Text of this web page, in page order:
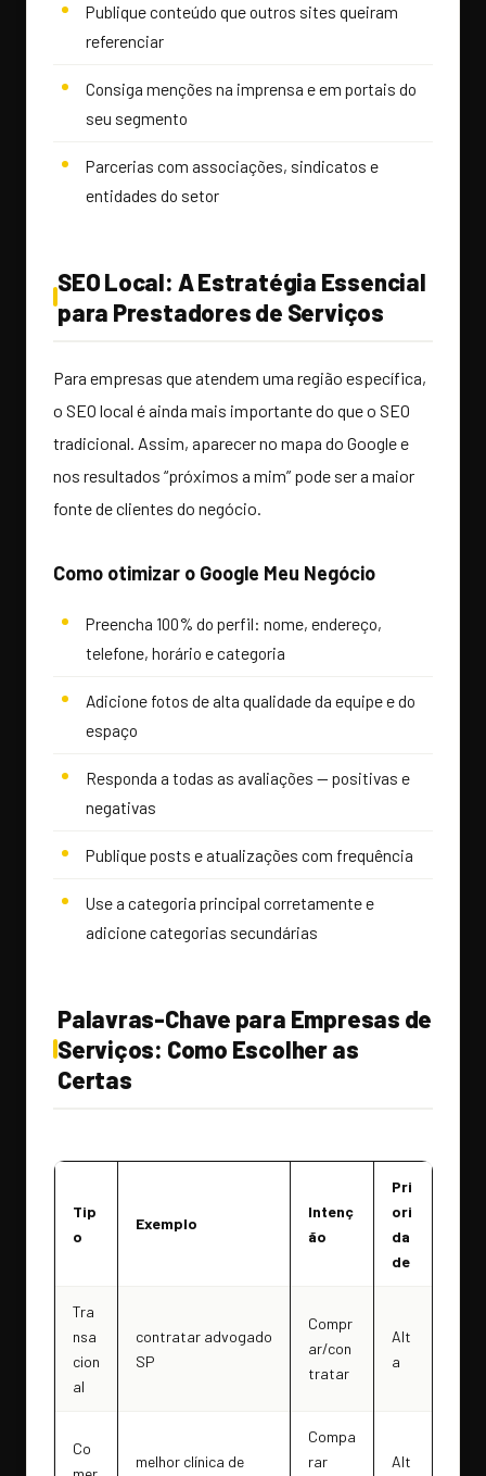
Publique conteúdo que outros sites queiram
referenciar
Consiga menções na imprensa e em portais do
seu segmento
Parcerias com associações, sindicatos e
entidades do setor
SEO Local: A Estratégia Essencial
para Prestadores de Serviços
Para empresas que atendem uma região específica,
o SEO local é ainda mais importante do que o SEO
tradicional. Assim, aparecer no mapa do Google e
nos resultados “próximos a mim” pode ser a maior
fonte de clientes do negócio.
Como otimizar o Google Meu Negócio
Preencha 100% do perfil: nome, endereço,
telefone, horário e categoria
Adicione fotos de alta qualidade da equipe e do
espaço
Responda a todas as avaliações — positivas e
negativas
Publique posts e atualizações com frequência
Use a categoria principal corretamente e
adicione categorias secundárias
Palavras-Chave para Empresas de
Serviços: Como Escolher as
Certas
Tip
o
Exemplo
Intenç
ão
Pri
ori
da
de
Tra
nsa
cion
al
contratar advogado
SP
Compr
ar/con
tratar
Alt
a
Co
melhor clínica de
Compa
rar
Alt